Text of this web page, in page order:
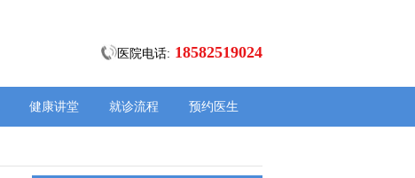
医院电话: 18582519024
健康讲堂 就诊流程 预约医生